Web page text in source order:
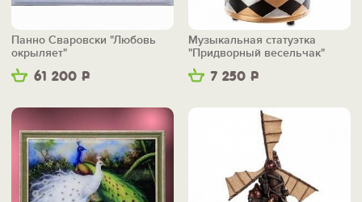
61 200 Р
Панно Сваровски "Любовь
окрыляет"
7 250 Р
Музыкальная статуэтка
"Придворный весельчак"